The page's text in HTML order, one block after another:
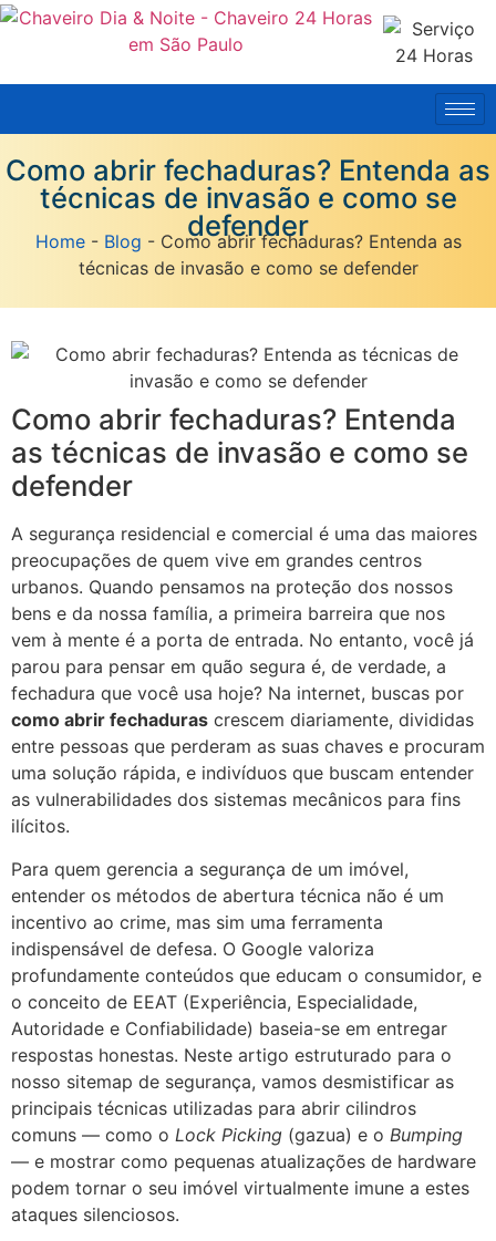
Como abrir fechaduras? Entenda as
técnicas de invasão e como se
defender
Home- Blog - Como abrir fechaduras? Entenda as
técnicas de invasão e como se defender
Como abrir fechaduras? Entenda
as técnicas de invasão e como se
defender
A segurança residencial e comercial é uma das maiores
preocupações de quem vive em grandes centros
urbanos. Quando pensamos na proteção dos nossos
bens e da nossa família, a primeira barreira que nos
vem à mente é a porta de entrada. No entanto, você já
parou para pensar em quão segura é, de verdade, a
fechadura que você usa hoje? Na internet, buscas por
como abrir fechaduras crescem diariamente, divididas
entre pessoas que perderam as suas chaves e procuram
uma solução rápida, e indivíduos que buscam entender
as vulnerabilidades dos sistemas mecânicos para fins
ilícitos.
Para quem gerencia a segurança de um imóvel,
entender os métodos de abertura técnica não é um
incentivo ao crime, mas sim uma ferramenta
indispensável de defesa. O Google valoriza
profundamente conteúdos que educam o consumidor, e
o conceito de EEAT (Experiência, Especialidade,
Autoridade e Confiabilidade) baseia-se em entregar
respostas honestas. Neste artigo estruturado para o
nosso sitemap de segurança, vamos desmistificar as
principais técnicas utilizadas para abrir cilindros
comuns — como o Lock Picking (gazua) e o Bumping
— e mostrar como pequenas atualizações de hardware
podem tornar o seu imóvel virtualmente imune a estes
ataques silenciosos.